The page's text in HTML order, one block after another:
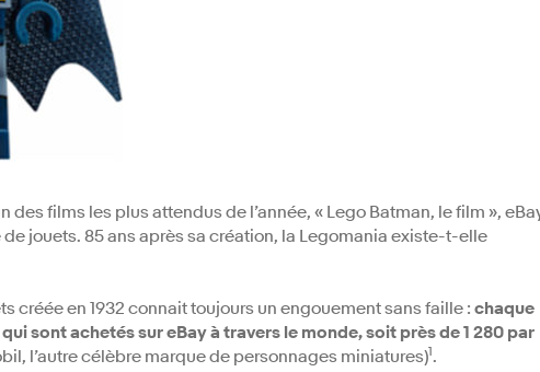
des films les plus attendus de l’année, « Lego Batman, le film »,
jouets. 85 ans après sa création, la Legomania existe-t-elle
créée en 1932 connait toujours un engouement sans faille : chaque
sont achetés sur eBay à travers le monde, soit près de 1 280 par
l’autre célèbre marque de personnages miniatures)1.